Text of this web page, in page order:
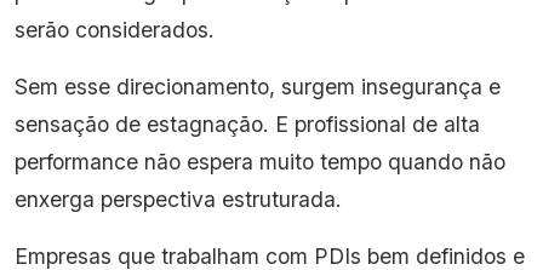
serão considerados.
Sem esse direcionamento, surgem insegurança e
sensação de estagnação. E profissional de alta
performance não espera muito tempo quando não
enxerga perspectiva estruturada.
Empresas que trabalham com PDIs bem definidos e